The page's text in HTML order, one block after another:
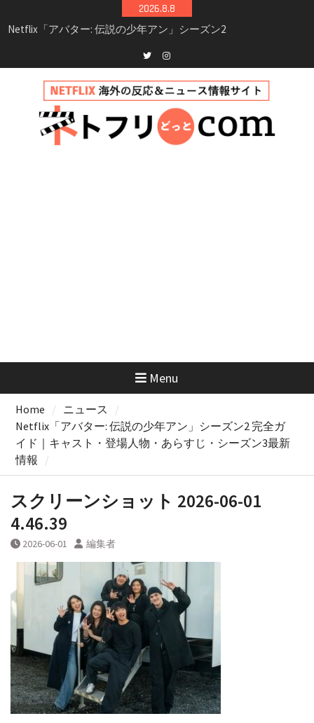
to
2026.8.8
シーズン3最新情報
Netflix映画「ボイスメールで恋をして」キャス
イッチ主演ロマコメ
新決定！2027年撮影開始へ
兄弟大騒動のコメディ映画「リトル・ブラザ
ー」がNetflixで配信！─キャスト・あらすじ・
見どころまとめ
Twitterinstagram
Menu
Home
ニュース
Netflix「アバター: 伝説の少年アン」シーズン2 完全ガ
イド｜キャスト・登場人物・あらすじ・シーズン3最新
情報
スクリーンショット 2026-06-01
4.46.39
2026-06-01 編集者